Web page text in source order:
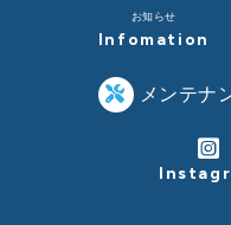
お知らせ
Infomation
メンテナ